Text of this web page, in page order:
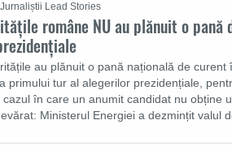
române NU au plănuit o pană
au plănuit o pană națională de curent
primului tur al alegerilor prezidențiale,
în care un anumit candidat nu obține
Ministerul Energiei a dezmințit valul
Lead Stories